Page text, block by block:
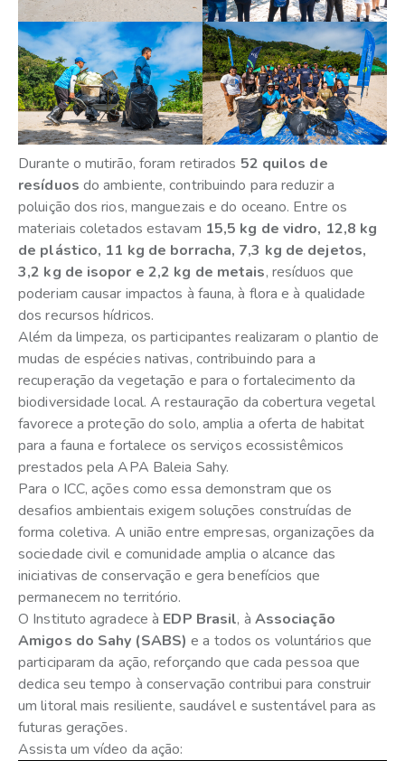
Durante o mutirão, foram retirados 52 quilos de
resíduos do ambiente, contribuindo para reduzir a
poluição dos rios, manguezais e do oceano. Entre os
materiais coletados estavam 15,5 kg de vidro, 12,8 kg
de plástico, 11 kg de borracha, 7,3 kg de dejetos,
3,2 kg de isopor e 2,2 kg de metais, resíduos que
poderiam causar impactos à fauna, à flora e à qualidade
dos recursos hídricos.
Além da limpeza, os participantes realizaram o plantio de
mudas de espécies nativas, contribuindo para a
recuperação da vegetação e para o fortalecimento da
biodiversidade local. A restauração da cobertura vegetal
favorece a proteção do solo, amplia a oferta de habitat
para a fauna e fortalece os serviços ecossistêmicos
prestados pela APA Baleia Sahy.
Para o ICC, ações como essa demonstram que os
desafios ambientais exigem soluções construídas de
forma coletiva. A união entre empresas, organizações da
sociedade civil e comunidade amplia o alcance das
iniciativas de conservação e gera benefícios que
permanecem no território.
O Instituto agradece à EDP Brasil, à Associação
Amigos do Sahy (SABS) e a todos os voluntários que
participaram da ação, reforçando que cada pessoa que
dedica seu tempo à conservação contribui para construir
um litoral mais resiliente, saudável e sustentável para as
futuras gerações.
Assista um vídeo da ação: